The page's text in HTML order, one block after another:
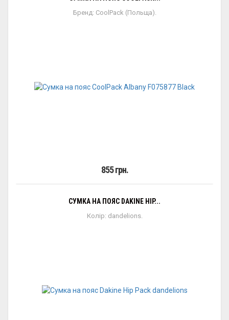
Бренд: CoolPack (Польща).
855 грн.
СУМКА НА ПОЯС DAKINE HIP...
Колір: dandelions.